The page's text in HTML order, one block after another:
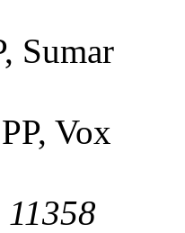
Sumar
Vox
11358